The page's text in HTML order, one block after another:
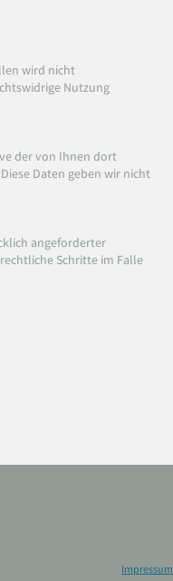
wird nicht
Nutzung
der von Ihnen dort
Daten geben wir nicht
angeforderter
Schritte im Falle
Impressum